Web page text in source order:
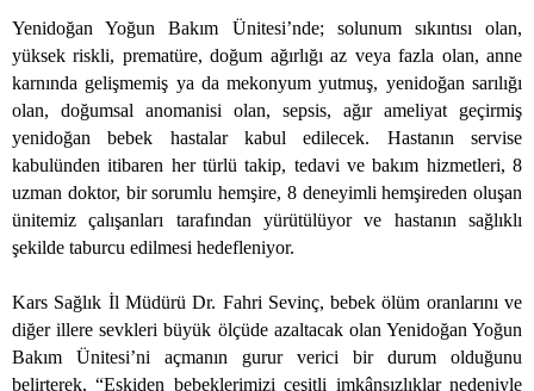
Yenidoğan Yoğun Bakım Ünitesi’nde; solunum sıkıntısı olan,
yüksek riskli, prematüre, doğum ağırlığı az veya fazla olan, anne
karnında gelişmemiş ya da mekonyum yutmuş, yenidoğan sarılığı
olan, doğumsal anomanisi olan, sepsis, ağır ameliyat geçirmiş
yenidoğan bebek hastalar kabul edilecek. Hastanın servise
kabulünden itibaren her türlü takip, tedavi ve bakım hizmetleri, 8
uzman doktor, bir sorumlu hemşire, 8 deneyimli hemşireden oluşan
ünitemiz çalışanları tarafından yürütülüyor ve hastanın sağlıklı
şekilde taburcu edilmesi hedefleniyor.
Kars Sağlık İl Müdürü Dr. Fahri Sevinç, bebek ölüm oranlarını ve
diğer illere sevkleri büyük ölçüde azaltacak olan Yenidoğan Yoğun
Bakım Ünitesi’ni açmanın gurur verici bir durum olduğunu
belirterek, “Eskiden bebeklerimizi çeşitli imkânsızlıklar nedeniyle